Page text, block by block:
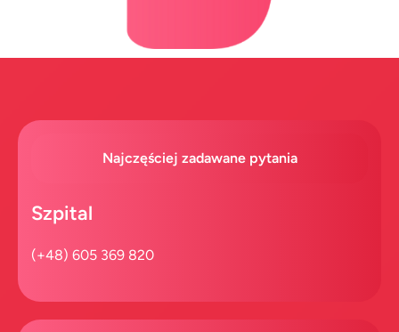
Najczęściej zadawane pytania
Szpital​
(+48) 605 369 820